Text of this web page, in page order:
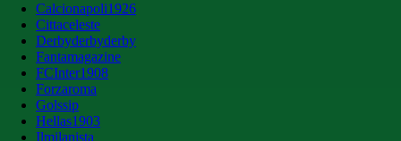
Calcionapoli1926
Cittaceleste
Derbyderbyderby
Fantamagazine
FCInter1908
Forzaroma
Golssip
Hellas1903
Ilmilanista